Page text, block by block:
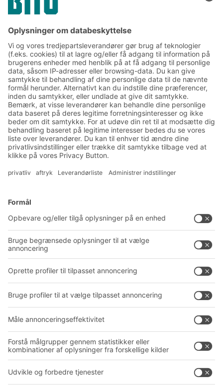
Tilmeld dig vores BITO
nyhedsbrev:
Nyheder og viden om lager
og logistik
Eksklusiv rabat
Produktnyheder
Tilmeld dig vores nyhedsbrev
Løsninger
Intralogistikløsninger
Kassesystemer
Reolsystemer
Service
PRODUKTKATALOG
PROJECT GUIDE
Virksomhed
Vores globale netværk
Produktionssteder
Follow us
BIT O